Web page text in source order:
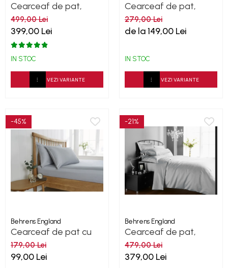
Cearceaf de pat,
densitate 1000TC -
Alb
499,00 Lei
399,00 Lei
IN STOC
VEZI VARIANTE
Cearceaf de pat,
Percale - Alb
279,00 Lei
de la 149,00 Lei
IN STOC
VEZI VARIANTE
-45%
Behrens England
Cearceaf de pat cu
elastic, 200TC - Grey
179,00 Lei
99,00 Lei
-21%
Behrens England
Cearceaf de pat,
densitate 1000TC -
Ice Grey
479,00 Lei
379,00 Lei